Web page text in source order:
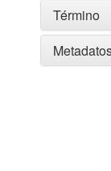
Término